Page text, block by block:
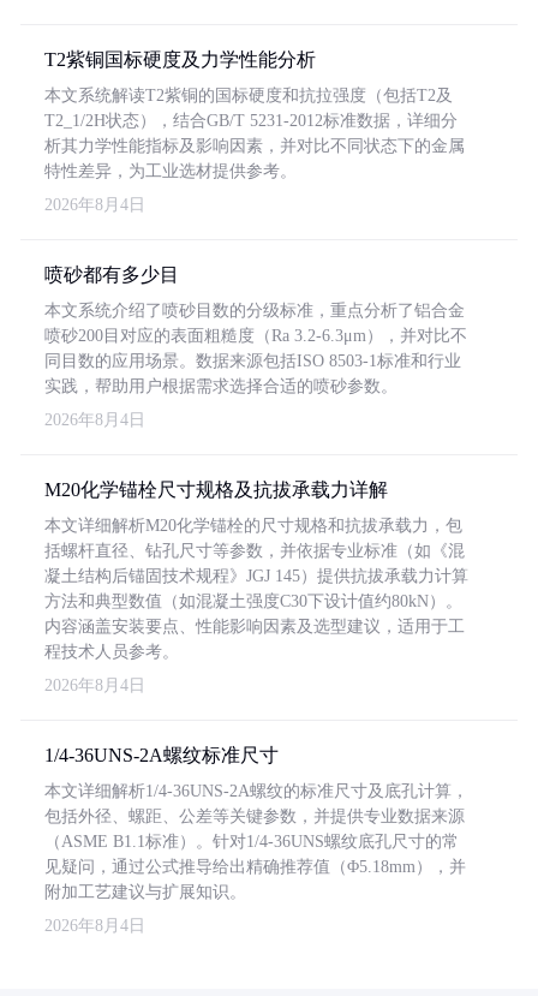
T2紫铜国标硬度及力学性能分析
本文系统解读T2紫铜的国标硬度和抗拉强度（包括T2及
T2_1/2H状态），结合GB/T 5231-2012标准数据，详细分
析其力学性能指标及影响因素，并对比不同状态下的金属
特性差异，为工业选材提供参考。
2026年8月4日
喷砂都有多少目
本文系统介绍了喷砂目数的分级标准，重点分析了铝合金
喷砂200目对应的表面粗糙度（Ra 3.2-6.3μm），并对比不
同目数的应用场景。数据来源包括ISO 8503-1标准和行业
实践，帮助用户根据需求选择合适的喷砂参数。
2026年8月4日
M20化学锚栓尺寸规格及抗拔承载力详解
本文详细解析M20化学锚栓的尺寸规格和抗拔承载力，包
括螺杆直径、钻孔尺寸等参数，并依据专业标准（如《混
凝土结构后锚固技术规程》JGJ 145）提供抗拔承载力计算
方法和典型数值（如混凝土强度C30下设计值约80kN）。
内容涵盖安装要点、性能影响因素及选型建议，适用于工
程技术人员参考。
2026年8月4日
1/4-36UNS-2A螺纹标准尺寸
本文详细解析1/4-36UNS-2A螺纹的标准尺寸及底孔计算，
包括外径、螺距、公差等关键参数，并提供专业数据来源
（ASME B1.1标准）。针对1/4-36UNS螺纹底孔尺寸的常
见疑问，通过公式推导给出精确推荐值（Φ5.18mm），并
附加工艺建议与扩展知识。
2026年8月4日